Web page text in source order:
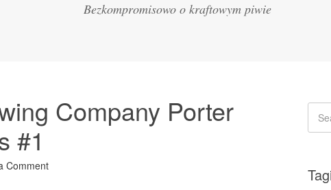
Bezkompromisowo o kraftowym piwie
Company Porter
#1
Comment